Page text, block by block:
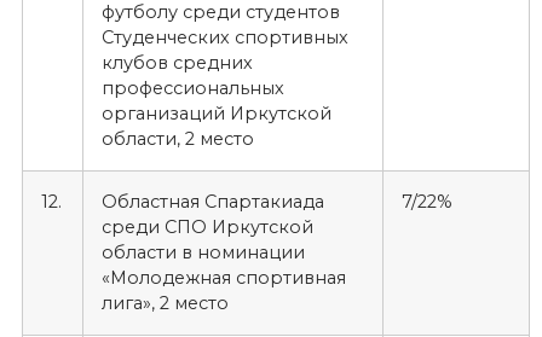
футболу среди студентов
Студенческих спортивных
клубов средних
профессиональных
организаций Иркутской
области, 2 место
12.
Областная Спартакиада
среди СПО Иркутской
области в номинации
«Молодежная спортивная
лига», 2 место
7/22%